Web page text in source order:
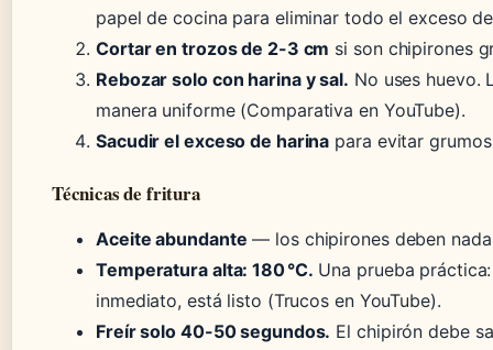
papel de cocina para eliminar todo el exceso
Cortar en trozos de 2-3 cm si son chipirones
Rebozar solo con harina y sal. No uses huevo.
manera uniforme (Comparativa en YouTube).
Sacudir el exceso de harina para evitar
Técnicas de fritura
Aceite abundante — los chipirones deben
Temperatura alta: 180 °C. Una prueba
inmediato, está listo (Trucos en YouTube).
Freír solo 40-50 segundos. El chipirón debe